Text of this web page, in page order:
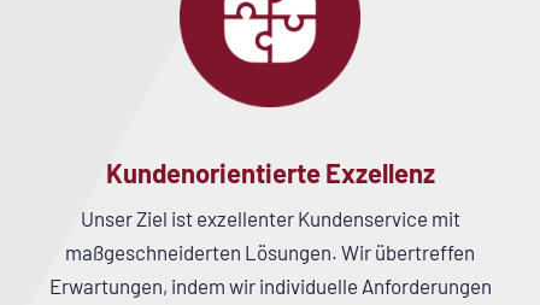
Kundenorientierte Exzellenz
Unser Ziel ist exzellenter Kundenservice mit
maßgeschneiderten Lösungen. Wir übertreffen
Erwartungen, indem wir individuelle Anforderungen